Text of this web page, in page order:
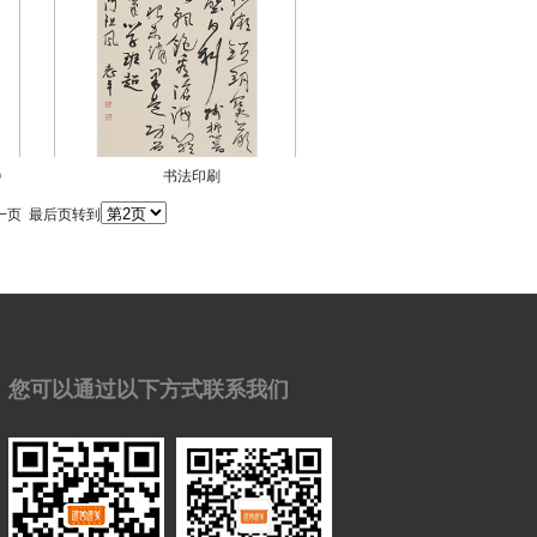
书法印刷
页 最后页转到
您可以通过以下方式联系我们